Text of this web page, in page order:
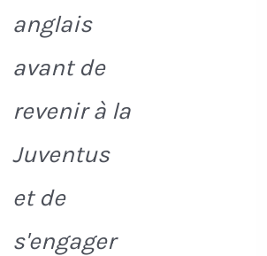
anglais
avant de
revenir à la
Juventus
et de
s'engager